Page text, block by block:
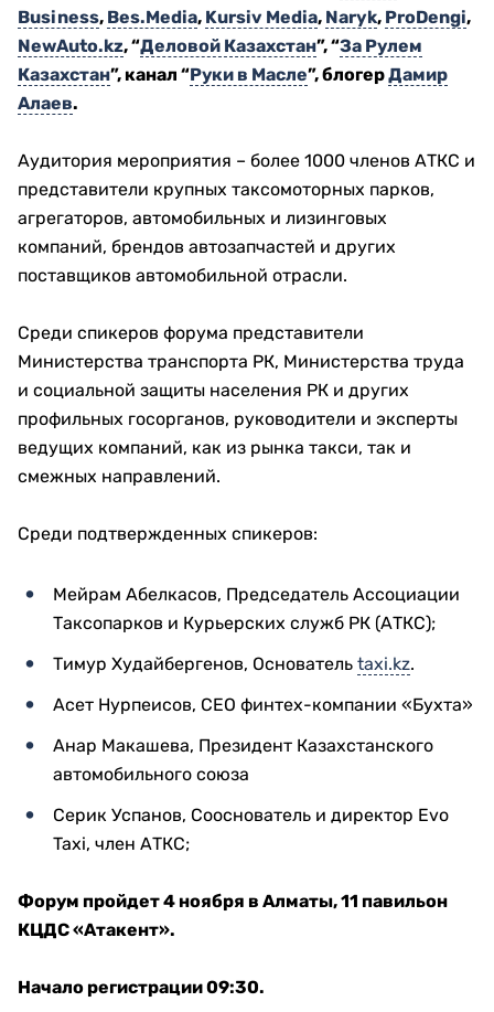
Business, Bes.Media, Kursiv Media, Naryk, ProDengi,
NewAuto.kz, “Деловой Казахстан”, “За Рулем
Казахстан”, канал “Руки в Масле”, блогерДамир
Алаев.
Аудитория мероприятия – более 1000 членов АТКС и
представители крупных таксомоторных парков,
агрегаторов, автомобильных и лизинговых
компаний, брендов автозапчастей и других
поставщиков автомобильной отрасли.
Среди спикеров форума представители
Министерства транспорта РК, Министерства труда
и социальной защиты населения РК и других
профильных госорганов, руководители и эксперты
ведущих компаний, как из рынка такси, так и
смежных направлений.
Среди подтвержденных спикеров:
Мейрам Абелкасов, Председатель Ассоциации
Таксопарков и Курьерских служб РК (АТКС);
Тимур Худайбергенов, Основатель taxi.kz.
Асет Нурпеисов, CEO финтех-компании «Бухта»
Анар Макашева, Президент Казахстанского
автомобильного союза
Серик Успанов, Сооснователь и директор Evo
Taxi, член АТКС;
Форум пройдет 4 ноября в Алматы, 11 павильон
КЦДС «Атакент».
Начало регистрации 09:30.